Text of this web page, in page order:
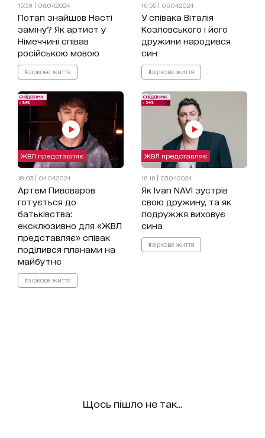
15:39 | 08.04.2024
Потап знайшов Насті
заміну? Як артист у
Німеччині співав
російською мовою
#зіркове життя
16:55 | 05.04.2024
У співака Віталія
Козловського і його
дружини народився
син
#зіркове життя
ЖВЛ представляє
18:03 | 04.04.2024
Артем Пивоваров
готується до
батьківства:
ексклюзивно для «ЖВЛ
представляє» співак
поділився планами на
майбутнє
#зіркове життя
ЖВЛ представляє
16:16 | 03.04.2024
Як Ivan NAVI зустрів
свою дружину, та як
подружжя виховує
сина
#зіркове життя
Щось пішло не так...